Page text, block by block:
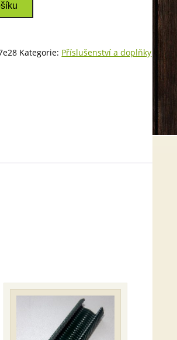
Kategorie: Příslušenství a doplňky